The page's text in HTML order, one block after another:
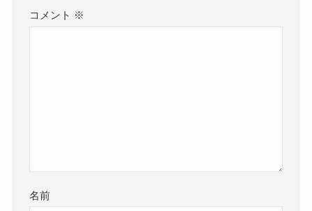
コメント ※
名前